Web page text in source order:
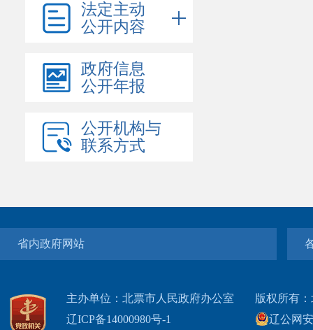
法定主动
公开内容
政府信息
公开年报
公开机构与
联系方式
省内政府网站
主办单位：北票市人民政府办公室
辽ICP备14000980号-1
版权所有
辽公网